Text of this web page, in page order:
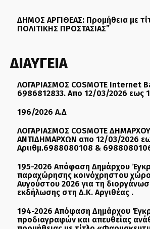
ΔΗΜΟΣ ΑΡΓΙΘΕΑΣ: Προμήθεια με
ΠΟΛΙΤΙΚΗΣ ΠΡΟΣΤΑΣΙΑΣ”
ΔΙΑΥΓΕΙΑ
ΛΟΓΑΡΙΑΣΜΟΣ COSMOTE Internet
6986812833. Απο 12/03/2026 εως
196/2026 Α.Δ
ΛΟΓΑΡΙΑΣΜΟΣ COSMOTE
ΑΝΤΙΔΗΜΑΡΧΩΝ απο 12/03/2026
Αριιθμ.6988080108 &
195-2026 Απόφαση Δημάρχου
παραχώρησης κοινόχρηστου
Αυγούστου 2026 για τη
εκδήλωσης στη Δ.Κ. Αργιθέας .
194-2026 Απόφαση Δημάρχου
προδιαγραφών και απευθείας